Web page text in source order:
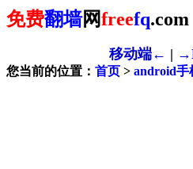
免费翻墙网freefq.com
移动端← |
您当前的位置： 首页 > android手